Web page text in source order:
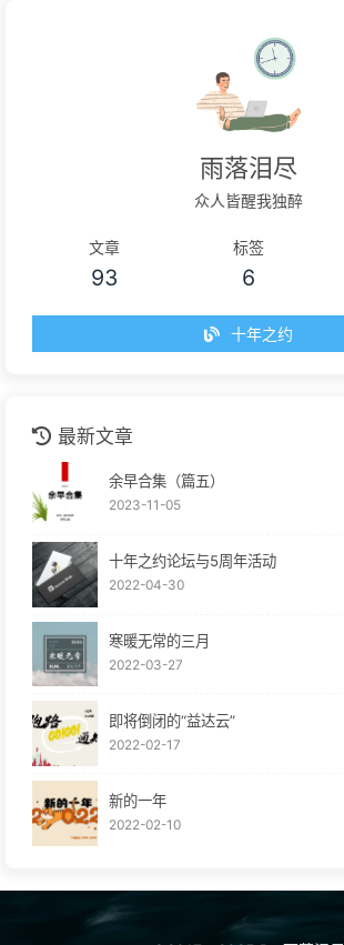
雨落泪尽
众人皆醒我独醉
文章
93
标签
6
十年之约
最新文章
余早合集（篇五）
2023-11-05
十年之约论坛与5周年活动
2022-04-30
寒暖无常的三月
2022-03-27
即将倒闭的“益达云”
2022-02-17
新的一年
2022-02-10